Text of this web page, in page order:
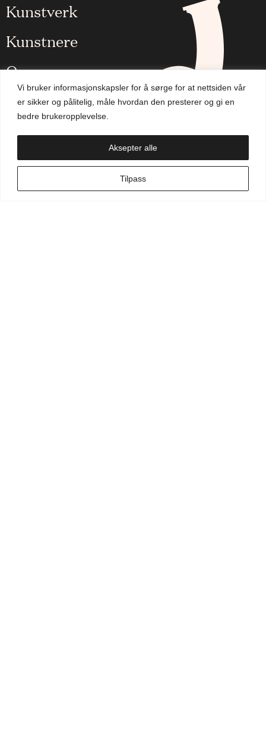
Vi bruker informasjonskapsler for å sørge for at nettsiden vår
er sikker og pålitelig, måle hvordan den presterer og gi en
bedre brukeropplevelse.
Tilpass
Aksepter alle
Kunstverk
Kunstnere
Om oss
Aktuelt
Handlekurv
NO